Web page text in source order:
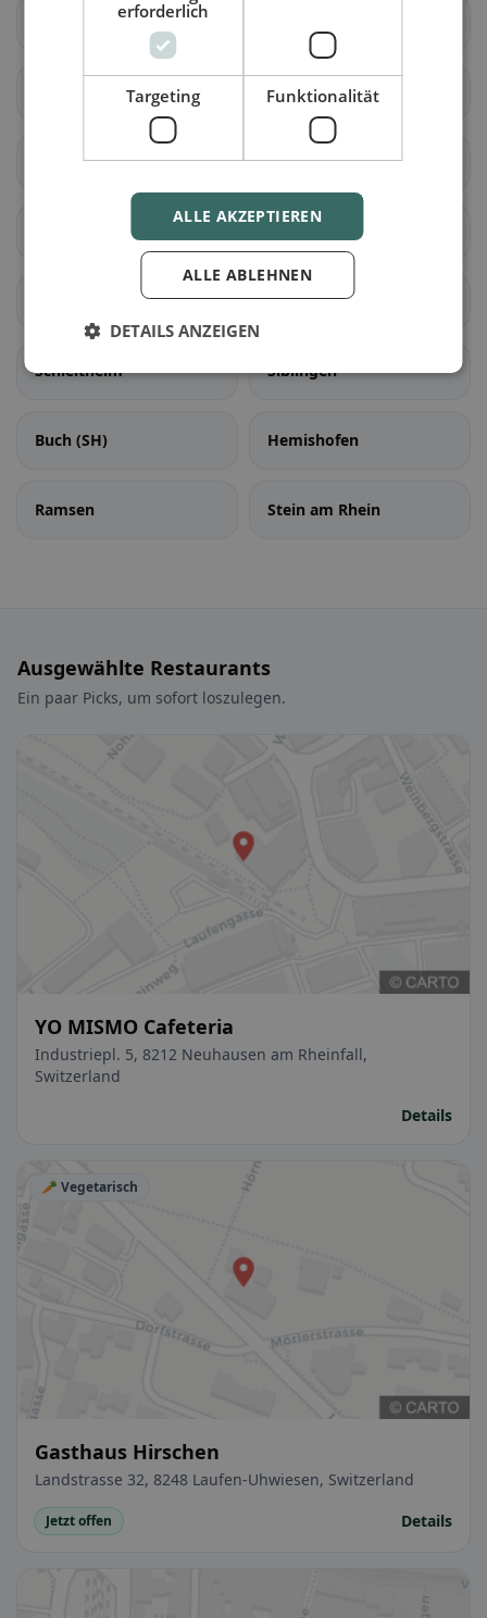
Thayngen
Bargen (SH) Beringen
Neuhausen am Rheinfall
Beggingen
Schleitheim Siblingen
Buch (SH) Hemishofen
Ramsen Stein am Rhein
Ausgewählte Restaurants
Ein paar Picks, um sofort loszulegen.
YO MISMO Cafeteria
Industriepl. 5, 8212 Neuhausen am Rheinfall,
Switzerland
Details
🥕 Vegetarisch
Gasthaus Hirschen
Landstrasse 32, 8248 Laufen-Uhwiesen, Switzerland
Jetzt offen Details
erforderlich
Targeting Funktionalität
ALLE AKZEPTIEREN
ALLE ABLEHNEN
DETAILS ANZEIGEN